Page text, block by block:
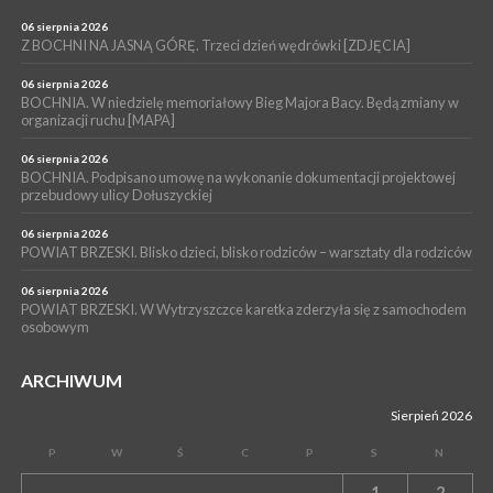
WYDARZENIA
BOCHNIA. Rusza Gospelowe Lato. To będą cztery dni radosnej
muzyki [PROGRAM KONCERTÓW]
06 sierpnia 2026
Z BOCHNI NA JASNĄ GÓRĘ. Trzeci dzień wędrówki [ZDJĘCIA]
06 sierpnia 2026
BOCHNIA. W niedzielę memoriałowy Bieg Majora Bacy. Będą zmiany w
organizacji ruchu [MAPA]
06 sierpnia 2026
BOCHNIA. Podpisano umowę na wykonanie dokumentacji projektowej
przebudowy ulicy Dołuszyckiej
06 sierpnia 2026
POWIAT BRZESKI. Blisko dzieci, blisko rodziców – warsztaty dla rodziców
06 sierpnia 2026
POWIAT BRZESKI. W Wytrzyszczce karetka zderzyła się z samochodem
osobowym
ARCHIWUM
Sierpień 2026
P W Ś C P S N